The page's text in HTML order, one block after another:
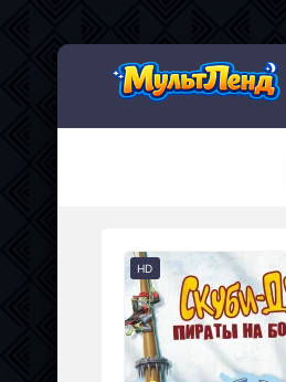
HD